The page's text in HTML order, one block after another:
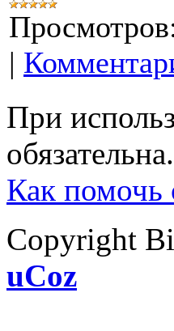
|
При
обязательна.
Как помочь
Copyright
uCoz